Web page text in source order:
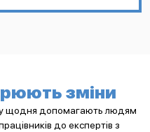
зміни
щодня допомагають людям
до експертів з